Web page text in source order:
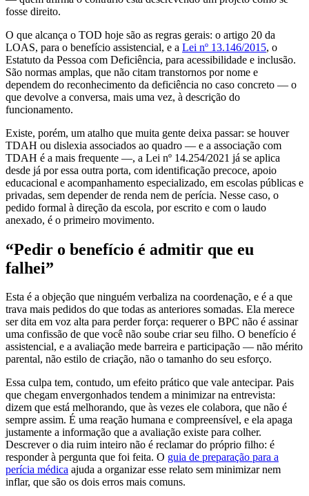
fosse direito.
O que alcança o TOD hoje são as regras gerais: o artigo 20 da
LOAS, para o benefício assistencial, e a Lei nº 13.146/2015, o
Estatuto da Pessoa com Deficiência, para acessibilidade e inclusão.
São normas amplas, que não citam transtornos por nome e
dependem do reconhecimento da deficiência no caso concreto — o
que devolve a conversa, mais uma vez, à descrição do
funcionamento.
Existe, porém, um atalho que muita gente deixa passar: se houver
TDAH ou dislexia associados ao quadro — e a associação com
TDAH é a mais frequente —, a Lei nº 14.254/2021 já se aplica
desde já por essa outra porta, com identificação precoce, apoio
educacional e acompanhamento especializado, em escolas públicas e
privadas, sem depender de renda nem de perícia. Nesse caso, o
pedido formal à direção da escola, por escrito e com o laudo
anexado, é o primeiro movimento.
“Pedir o benefício é admitir que eu
falhei”
Esta é a objeção que ninguém verbaliza na coordenação, e é a que
trava mais pedidos do que todas as anteriores somadas. Ela merece
ser dita em voz alta para perder força: requerer o BPC não é assinar
uma confissão de que você não soube criar seu filho. O benefício é
assistencial, e a avaliação mede barreira e participação — não mérito
parental, não estilo de criação, não o tamanho do seu esforço.
Essa culpa tem, contudo, um efeito prático que vale antecipar. Pais
que chegam envergonhados tendem a minimizar na entrevista:
dizem que está melhorando, que às vezes ele colabora, que não é
sempre assim. É uma reação humana e compreensível, e ela apaga
justamente a informação que a avaliação existe para colher.
Descrever o dia ruim inteiro não é reclamar do próprio filho: é
responder à pergunta que foi feita. O guia de preparação para a
perícia médica ajuda a organizar esse relato sem minimizar nem
inflar, que são os dois erros mais comuns.